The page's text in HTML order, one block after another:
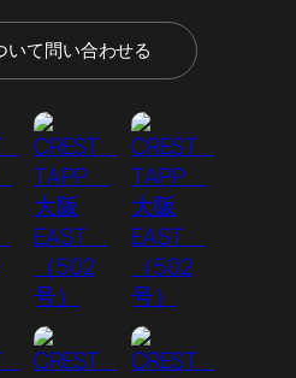
いて問い合わせる